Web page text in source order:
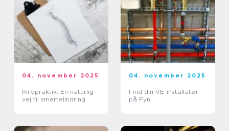
04. november 2025
Kiropraktik: En naturlig
vej til smertelindring
04. november 2025
Find din VE-installatør
på Fyn